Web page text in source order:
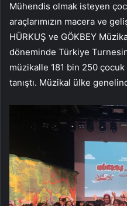
Mühendis olmak isteyen
araçlarımızın macera ve
HÜRKUŞ ve GÖKBEY
döneminde Türkiye
müzikalle 181 bin 250 çocuk
tanıştı. Müzikal ülke